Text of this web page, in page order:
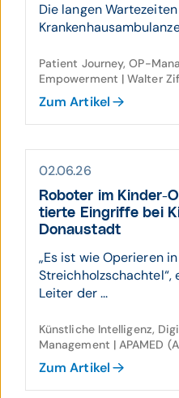
Die langen
Patient Journey, OP-
Empowerment | Walter
Zum Artikel
02.06.26
Roboter im Kinder-
tierte Eingriffe bei
Donau­stadt
„Es ist wie Operieren
Streichholzschachtel“,
Leiter der ...
Künstliche Intelligenz,
Management | APAMED
Zum Artikel